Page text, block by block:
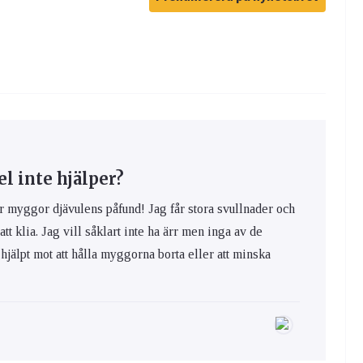
inte hjälper?
djävulens påfund! Jag får stora svullnader och
klia. Jag vill såklart inte ha ärr men inga av de
mot att hålla myggorna borta eller att minska